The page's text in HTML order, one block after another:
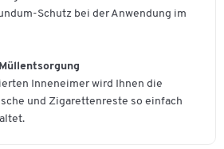
Schutz bei der Anwendung im
Inneneimer wird Ihnen die
und Zigarettenreste so einfach